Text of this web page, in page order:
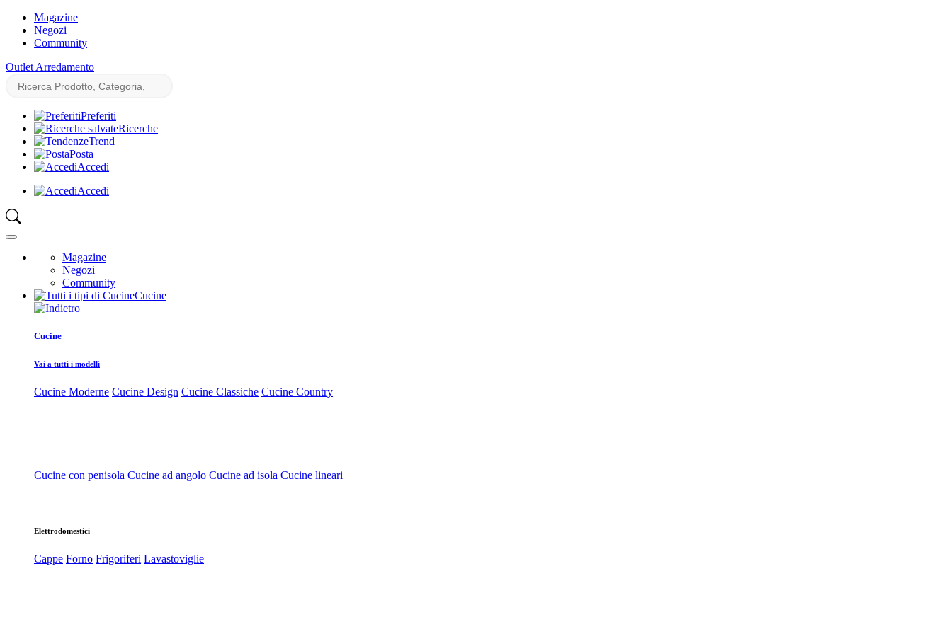
Magazine
Negozi
Community
Outlet Arredamento
Preferiti
Ricerche
Trend
Posta
Accedi
Accedi
Magazine
Negozi
Community
Cucine
Cucine
Vai a tutti i modelli
Cucine Moderne Cucine Design Cucine Classiche Cucine Country
Cucine con penisola Cucine ad angolo Cucine ad isola Cucine lineari
Elettrodomestici
Cappe Forno Frigoriferi Lavastoviglie